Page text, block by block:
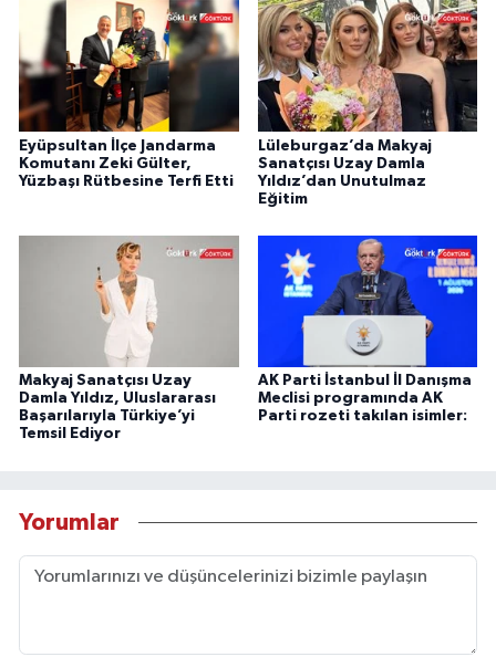
Eyüpsultan İlçe Jandarma
Komutanı Zeki Gülter,
Yüzbaşı Rütbesine Terfi Etti
Lüleburgaz’da Makyaj
Sanatçısı Uzay Damla
Yıldız’dan Unutulmaz
Eğitim
Makyaj Sanatçısı Uzay
Damla Yıldız, Uluslararası
Başarılarıyla Türkiye’yi
Temsil Ediyor
AK Parti İstanbul İl Danışma
Meclisi programında AK
Parti rozeti takılan isimler:
Yorumlar